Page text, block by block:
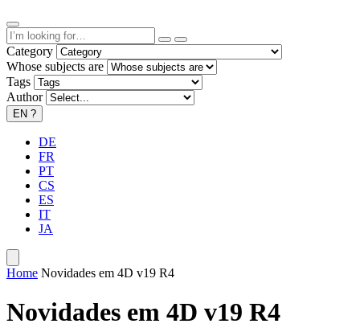
Category
Whose subjects are
Tags
Author
EN ?
DE
FR
PT
CS
ES
IT
JA
Home Novidades em 4D v19 R4
Novidades em 4D v19 R4